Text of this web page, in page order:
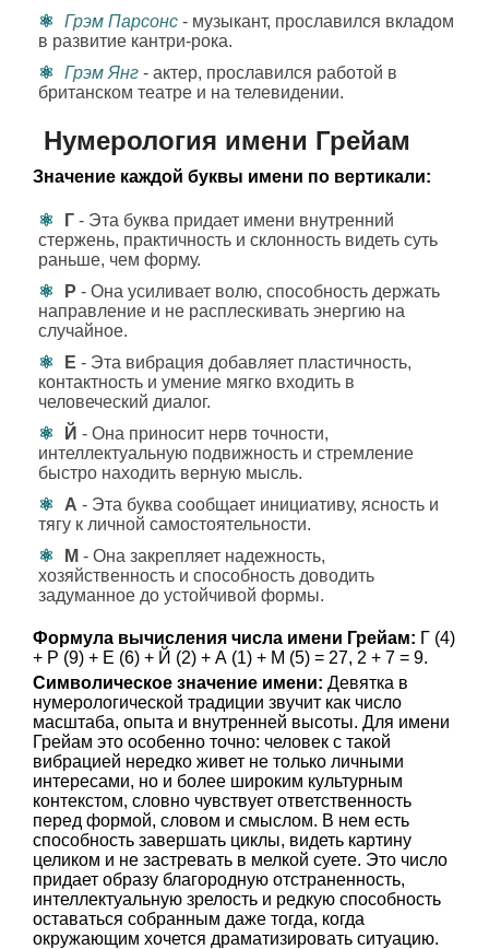
Грэм Парсонс - музыкант, прославился вкладом
в развитие кантри-рока.
Грэм Янг - актер, прославился работой в
британском театре и на телевидении.
Нумерология имени Грейам
Значение каждой буквы имени по вертикали:
Г - Эта буква придает имени внутренний
стержень, практичность и склонность видеть суть
раньше, чем форму.
Р - Она усиливает волю, способность держать
направление и не расплескивать энергию на
случайное.
Е - Эта вибрация добавляет пластичность,
контактность и умение мягко входить в
человеческий диалог.
Й - Она приносит нерв точности,
интеллектуальную подвижность и стремление
быстро находить верную мысль.
А - Эта буква сообщает инициативу, ясность и
тягу к личной самостоятельности.
М - Она закрепляет надежность,
хозяйственность и способность доводить
задуманное до устойчивой формы.
Формула вычисления числа имени Грейам: Г (4)
+ Р (9) + Е (6) + Й (2) + А (1) + М (5) = 27, 2 + 7 = 9.
Символическое значение имени: Девятка в
нумерологической традиции звучит как число
масштаба, опыта и внутренней высоты. Для имени
Грейам это особенно точно: человек с такой
вибрацией нередко живет не только личными
интересами, но и более широким культурным
контекстом, словно чувствует ответственность
перед формой, словом и смыслом. В нем есть
способность завершать циклы, видеть картину
целиком и не застревать в мелкой суете. Это число
придает образу благородную отстраненность,
интеллектуальную зрелость и редкую способность
оставаться собранным даже тогда, когда
окружающим хочется драматизировать ситуацию.